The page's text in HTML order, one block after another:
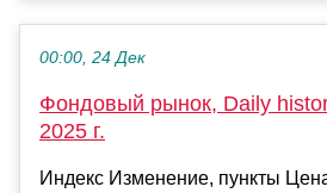
00:00, 24 Дек
Фондовый рынок, Daily
2025 г.
Индекс Изменение, пункты